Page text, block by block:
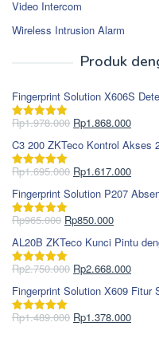
Video Intercom
Wireless Intrusion Alarm
Produk
Fingerprint Solution X606S
Dinilai5.00
Rp1.978.000 Harga
aslinya
adalah:
Rp1.978.000.
Rp1.868.000Harga
saat
ini
adalah:
C3 200 ZKTeco Kontrol Akses
Dinilai5.00
Rp1.695.000 Harga
aslinya
adalah:
Rp1.695.000.
Rp1.617.000Harga
saat
ini
Fingerprint Solution P207
Dinilai5.00
Rp965.000 Harga
aslinya
adalah:
Rp965.000.
Rp850.000Harga
saat
ini
adalah:
AL20B ZKTeco Kunci Pintu
Dinilai5.00
Rp2.750.000 Harga
aslinya
adalah:
Rp2.750.000.
Rp2.668.000Harga
saat
ini
adalah:
Fingerprint Solution X609 Fitur
Dinilai5.00
Rp1.489.000 Harga
Rp1.378.000Harga